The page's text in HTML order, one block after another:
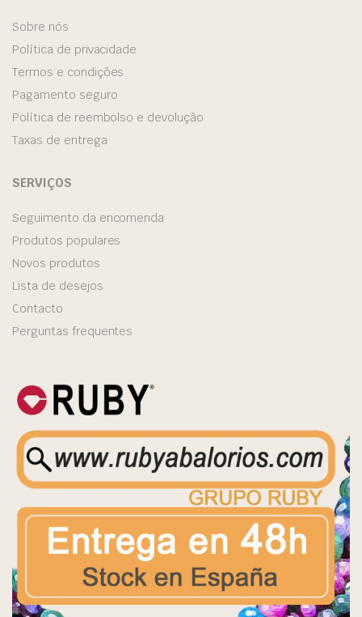
Sobre nós
Política de privacidade
Termos e condições
Pagamento seguro
Política de reembolso e devolução
Taxas de entrega
SERVIÇOS
Seguimento da encomenda
Produtos populares
Novos produtos
Lista de desejos
Contacto
Perguntas frequentes